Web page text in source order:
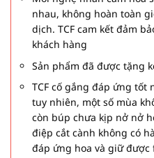
nhau, không hoàn toàn
dịch. TCF cam kết đảm
khách hàng
Sản phẩm đã được tặng
TCF cố gắng đáp ứng tốt
tuy nhiên, một số mùa
còn búp chưa kịp nở nở
điệp cắt cành không có
đáp ứng hoa và giữ được